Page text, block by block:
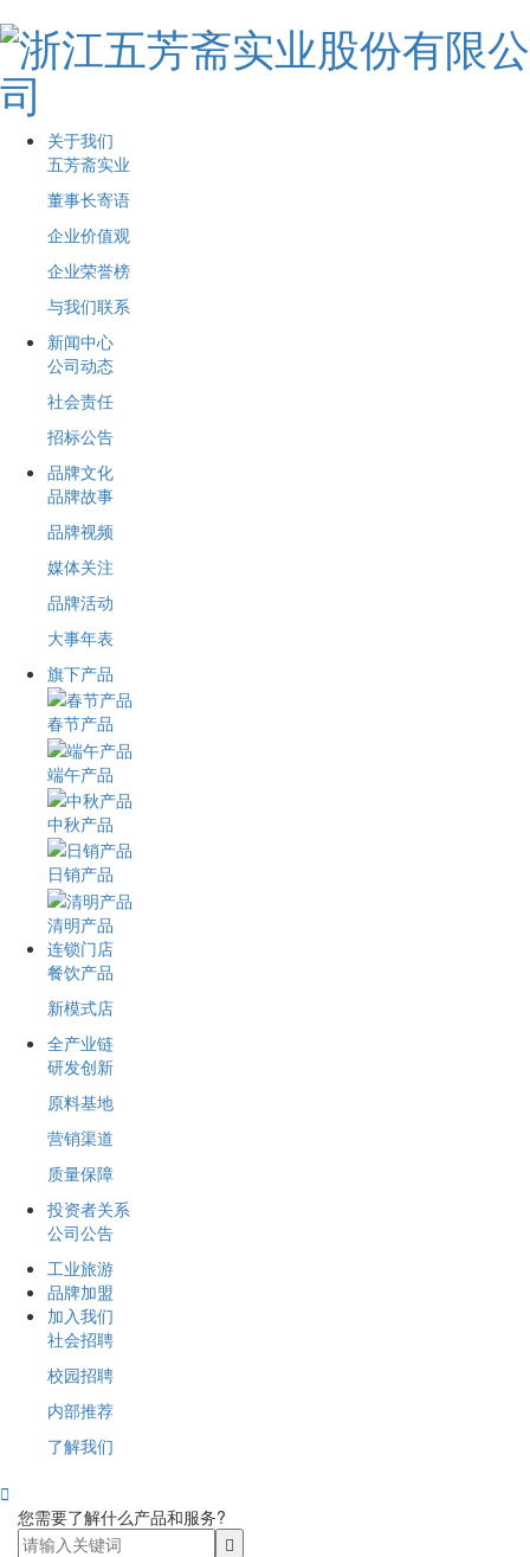
关于我们
五芳斋实业
董事长寄语
企业价值观
企业荣誉榜
与我们联系
新闻中心
公司动态
社会责任
招标公告
品牌文化
品牌故事
品牌视频
媒体关注
品牌活动
大事年表
旗下产品
春节产品
端午产品
中秋产品
日销产品
清明产品
连锁门店
餐饮产品
新模式店
全产业链
研发创新
原料基地
营销渠道
质量保障
投资者关系
公司公告
工业旅游
品牌加盟
加入我们
社会招聘
校园招聘
内部推荐
了解我们

您需要了解什么产品和服务?